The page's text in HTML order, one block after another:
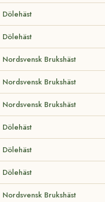
Dölehäst
Dölehäst
Nordsvensk Brukshäst
Nordsvensk Brukshäst
Nordsvensk Brukshäst
Dölehäst
Dölehäst
Dölehäst
Nordsvensk Brukshäst